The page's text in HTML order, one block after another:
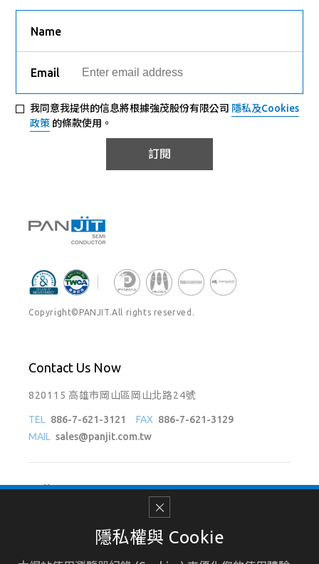
Name
Email
訂閱
我同意我提供的信息將根據強茂股份有限公司 隱私及Cookies
政策 的條款使用。
隱私權與 Cookie
Copyright©PANJIT.All rights reserved.
Contact Us Now
820115 高雄市岡山區岡山北路24號
TEL 886-7-621-3121 FAX 886-7-621-3129
MAIL sales@panjit.com.tw
Follow Us On